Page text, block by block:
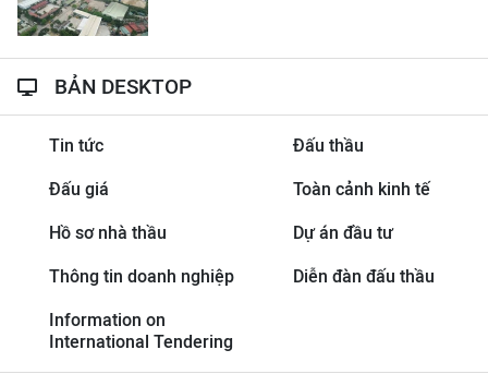
BẢN DESKTOP
Tin tức Đấu thầu
Đấu giá Toàn cảnh kinh tế
Hồ sơ nhà thầu Dự án đầu tư
Thông tin doanh nghiệp Diễn đàn đấu thầu
Information on
International Tendering